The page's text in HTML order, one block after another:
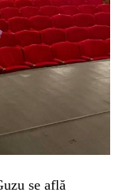
se află